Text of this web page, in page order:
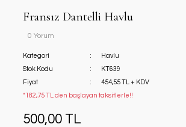
Fransız Dantelli Havlu
0 Yorum
Kategori
Havlu
Stok Kodu
KT639
Fiyat
454,55 TL + KDV
*182,75 TL den başlayan taksitlerle!!
500,00 TL